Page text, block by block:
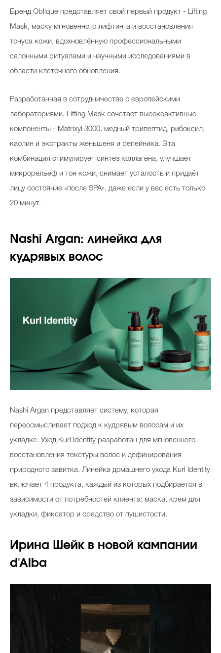
Бренд Oblique представляет свой первый продукт - Lifting
Mask, маску мгновенного лифтинга и восстановления
тонуса кожи, вдохновлённую профессиональными
салонными ритуалами и научными исследованиями в
области клеточного обновления.
Разработанная в сотрудничестве с европейскими
лабораториями, Lifting Mask сочетает высокоактивные
компоненты - Matrixyl 3000, медный трипептид, рибоксил,
каолин и экстракты женьшеня и репейника. Эта
комбинация стимулирует синтез коллагена, улучшает
микрорельеф и тон кожи, снимает усталость и придаёт
лицу состояние «после SPA», даже если у вас есть только
20 минут.
Nashi Argan: линейка для
кудрявых волос
Nashi Argan представляет систему, которая
переосмысливает подход к кудрявым волосам и их
укладке. Уход Kurl Identity разработан для мгновенного
восстановления текстуры волос и дефинирования
природного завитка. Линейка домашнего ухода Kurl Identity
включает 4 продукта, каждый из которых подбирается в
зависимости от потребностей клиента: маска, крем для
укладки, фиксатор и средство от пушистости.
Ирина Шейк в новой кампании
d'Alba